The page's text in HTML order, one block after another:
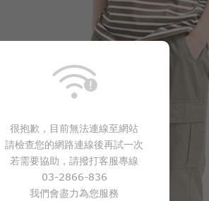
$590
很抱歉，目前無法連線至網站
請檢查您的網路連線後再試一次
若需要協助，請撥打客服專線
03-2866-836
我們會盡力為您服務